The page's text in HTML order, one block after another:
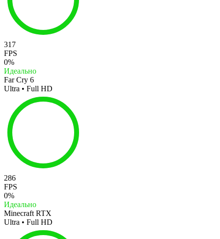
317
FPS
0%
Идеально
Far Cry 6
Ultra • Full HD
286
FPS
0%
Идеально
Minecraft RTX
Ultra • Full HD